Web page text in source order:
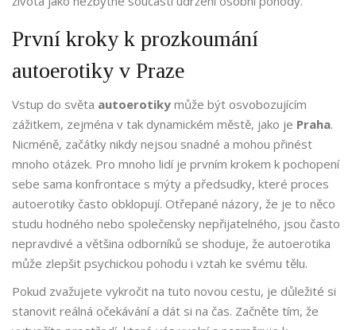
První kroky k prozkoumání
autoerotiky v Praze
Vstup do světa autoerotiky může být osvobozujícím
zážitkem, zejména v tak dynamickém městě, jako je Praha.
Nicméně, začátky nikdy nejsou snadné a mohou přinést
mnoho otázek. Pro mnoho lidí je prvním krokem k pochopení
sebe sama konfrontace s mýty a předsudky, které proces
autoerotiky často obklopují. Otřepané názory, že je to něco
studu hodného nebo společensky nepřijatelného, jsou často
nepravdivé a většina odborníků se shoduje, že autoerotika
může zlepšit psychickou pohodu i vztah ke svému tělu.
Pokud zvažujete vykročit na tuto novou cestu, je důležité si
stanovit reálná očekávání a dát si na čas. Začněte tím, že